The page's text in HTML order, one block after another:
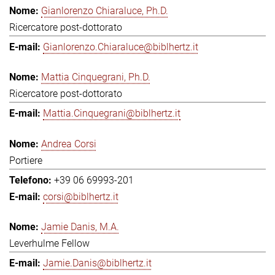
Gianlorenzo Chiaraluce, Ph.D.
Ricercatore post-dottorato
Gianlorenzo.Chiaraluce@biblhertz.it
Mattia Cinquegrani, Ph.D.
Ricercatore post-dottorato
Mattia.Cinquegrani@biblhertz.it
Andrea Corsi
Portiere
+39 06 69993-201
corsi@biblhertz.it
Jamie Danis, M.A.
Leverhulme Fellow
Jamie.Danis@biblhertz.it